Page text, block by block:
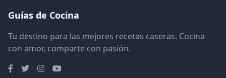
Guías de Cocina
Tu destino para las mejores recetas caseras. Cocina
con amor, comparte con pasión.